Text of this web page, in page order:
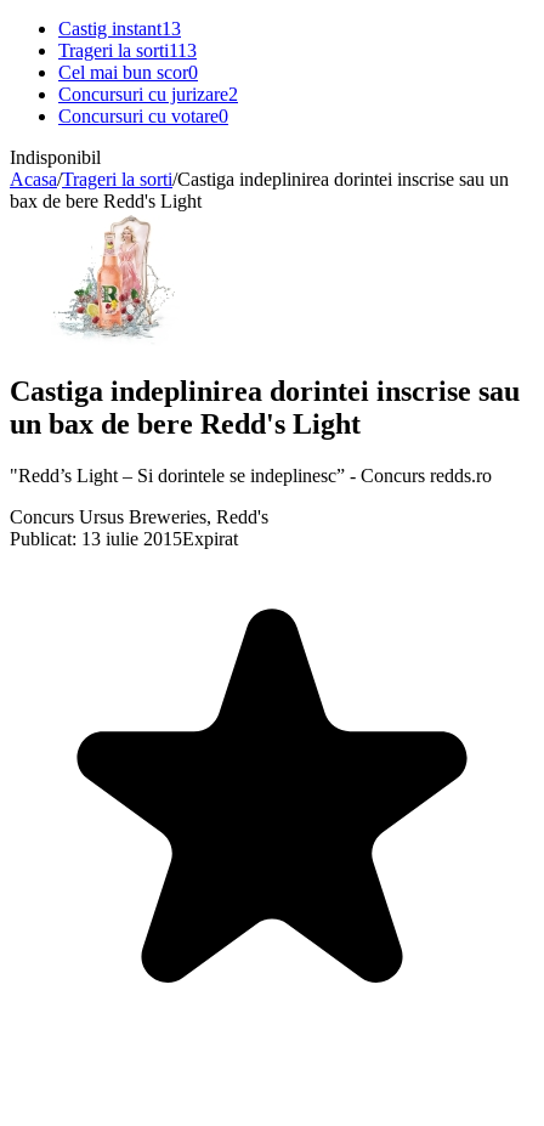
Castig instant13
Trageri la sorti113
Cel mai bun scor0
Concursuri cu jurizare2
Concursuri cu votare0
Indisponibil
Acasa/Trageri la sorti/Castiga indeplinirea dorintei inscrise sau un
bax de bere Redd's Light
Castiga indeplinirea dorintei inscrise sau
un bax de bere Redd's Light
"Redd’s Light – Si dorintele se indeplinesc” - Concurs redds.ro
Concurs Ursus Breweries, Redd's
Publicat: 13 iulie 2015Expirat